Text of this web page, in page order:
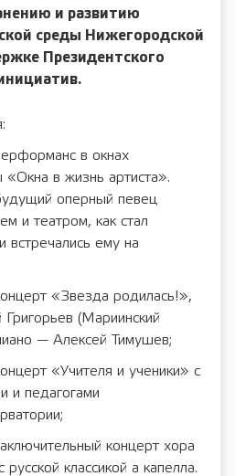
и развитию
среды Нижегородской
Президентского
в окнах
«Окна в жизнь артиста».
оперный певец
и театром, как стал
встречались ему на
«Звезда родилась!»,
(Мариинский
— Алексей Тимушев;
«Учителя и ученики» с
и педагогами
концерт хора
классикой a капелла.